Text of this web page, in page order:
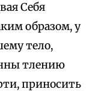
Себя
образом, у
тело,
тлению
приносить